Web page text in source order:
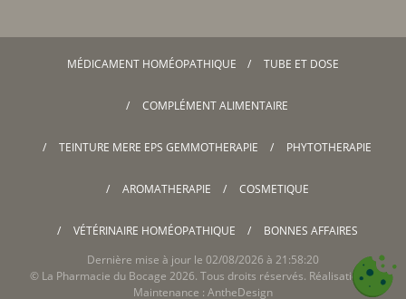
MÉDICAMENT HOMÉOPATHIQUE TUBE ET DOSE
COMPLÉMENT ALIMENTAIRE
TEINTURE MERE EPS GEMMOTHERAPIE PHYTOTHERAPIE
AROMATHERAPIE COSMETIQUE
VÉTÉRINAIRE HOMÉOPATHIQUE
BONNES AFFAIRES
Dernière mise à jour le 02/08/2026 à 21:58:20
© La Pharmacie du Bocage 2026. Tous droits réservés. Réalisation &
Maintenance : AntheDesign